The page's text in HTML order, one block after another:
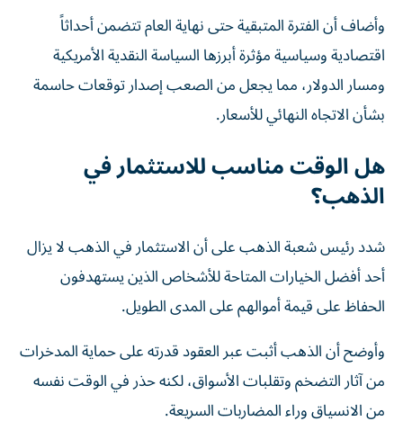
وأضاف أن الفترة المتبقية حتى نهاية العام تتضمن أحداثاً
اقتصادية وسياسية مؤثرة أبرزها السياسة النقدية الأمريكية
ومسار الدولار، مما يجعل من الصعب إصدار توقعات حاسمة
بشأن الاتجاه النهائي للأسعار.
هل الوقت مناسب للاستثمار في
الذهب؟
شدد رئيس شعبة الذهب على أن الاستثمار في الذهب لا يزال
أحد أفضل الخيارات المتاحة للأشخاص الذين يستهدفون
الحفاظ على قيمة أموالهم على المدى الطويل.
وأوضح أن الذهب أثبت عبر العقود قدرته على حماية المدخرات
من آثار التضخم وتقلبات الأسواق، لكنه حذر في الوقت نفسه
من الانسياق وراء المضاربات السريعة.